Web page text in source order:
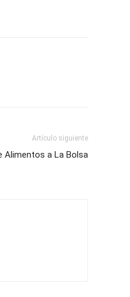
Artículo siguiente
Alimentos a La Bolsa